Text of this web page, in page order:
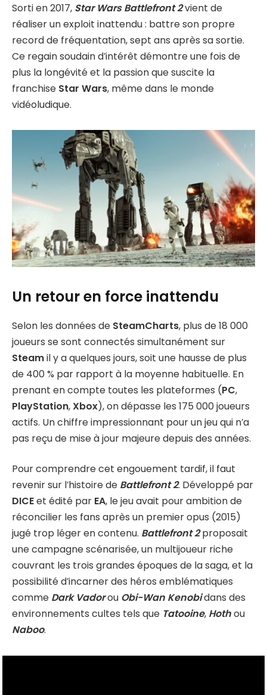
Sorti en 2017, Star Wars Battlefront 2vient de
réaliser un exploit inattendu : battre son propre
record de fréquentation, sept ans après sa sortie.
Ce regain soudain d’intérêt démontre une fois de
plus la longévité et la passion que suscite la
franchise Star Wars, même dans le monde
vidéoludique.
Un retour en force inattendu
Selon les données de SteamCharts, plus de 18 000
joueurs se sont connectés simultanément sur
Steamil y a quelques jours, soit une hausse de plus
de 400 % par rapport à la moyenne habituelle. En
prenant en compte toutes les plateformes (PC,
PlayStation,Xbox), on dépasse les 175 000 joueurs
actifs. Un chiffre impressionnant pour un jeu qui n’a
pas reçu de mise à jour majeure depuis des années.
Pour comprendre cet engouement tardif, il faut
revenir sur l’histoire de Battlefront 2. Développé par
DICEet édité par EA, le jeu avait pour ambition de
réconcilier les fans après un premier opus (2015)
jugé trop léger en contenu. Battlefront 2 proposait
une campagne scénarisée, un multijoueur riche
couvrant les trois grandes époques de la saga, et la
possibilité d’incarner des héros emblématiques
comme Dark Vadorou Obi-Wan Kenobidans des
environnements cultes tels que Tatooine, Hothou
Naboo.